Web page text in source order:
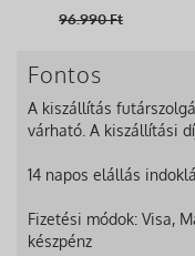
96.990Ft
Fontos
A kiszállítás
várható. A kiszállítási
14 napos elállás
Fizetési módok: Visa,
készpénz